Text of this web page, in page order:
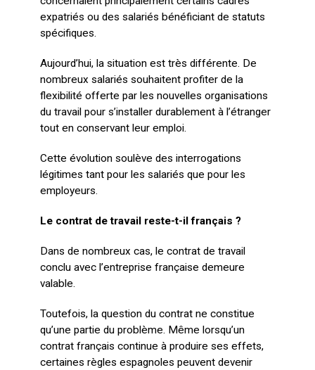
expatriés ou des salariés bénéficiant de statuts
spécifiques.
Aujourd’hui, la situation est très différente. De
nombreux salariés souhaitent profiter de la
flexibilité offerte par les nouvelles organisations
du travail pour s’installer durablement à l’étranger
tout en conservant leur emploi.
Cette évolution soulève des interrogations
légitimes tant pour les salariés que pour les
employeurs.
Le contrat de travail reste-t-il français ?
Dans de nombreux cas, le contrat de travail
conclu avec l’entreprise française demeure
valable.
Toutefois, la question du contrat ne constitue
qu’une partie du problème. Même lorsqu’un
contrat français continue à produire ses effets,
certaines règles espagnoles peuvent devenir